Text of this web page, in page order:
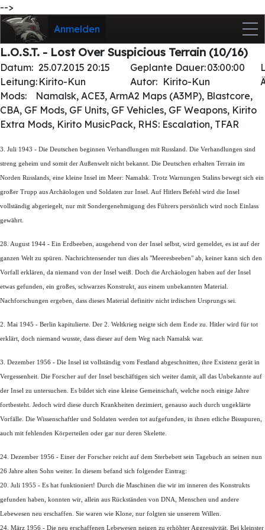
-->
Anmelden
L.O.S.T. - Lost Over Suspicious Terrain (10/16)
Datum: 25.07.2015 20:15 Geplante Dauer:03:00:00
Leitung: Kirito-Kun Autor: Kirito-Kun
Mods:
Namalsk, ACE3, ArmA2 Maps (A3MP), Blastcore,
CBA, GF Mods, GF Units, GF Vehicles, GF Weapons, Kirito
Extra Mods, Kirito MusicPack, RHS: Escalation, TFAR
3. Juli 1943 - Die Deutschen beginnen Verhandlungen mit Russland. Die Verhandlungen sind
streng geheim und somit der Außenwelt nicht bekannt. Die Deutschen erhalten Terrain im
Norden Russlands, eine kleine Insel im Meer: Namalsk. Trotz Warnungen Stalins bewegt sich ein
großer Trupp aus Archäologen und Soldaten zur Insel. Auf Hitlers Befehl wird die Insel
vollständig abgeriegelt, nur mit Sondergenehmigung des Führers persönlich wird noch Einlass
gewährt.
28. August 1944 - Ein Erdbeeben, ausgehend von der Insel selbst, wird gemeldet, es ist auf der
ganzen Welt zu spüren. Nachrichtensender tun dies als "Meeresbeeben" ab, keiner kann sich den
Vorfall erklären, da niemand von der Insel weiß. Doch die Archäologen haben auf der Insel
etwas gefunden, ein großes, schwarzes Konstrukt, aus einem unbekannten Material.
Nachforschungen ergeben, dass dieses Material definitiv nicht irdischen Ursprungs sei.
2. Mai 1945 - Berlin kapitulierte. Der 2. Weltkrieg neigte sich dem Ende zu. Hitler wird für tot
erklärt, doch niemand wusste, dass dieser auf dem Weg nach Namalsk war.
3. Dezember 1956 - Die Insel ist vollständig vom Festland abgeschnitten, ihre Existenz gerät in
Vergessenheit. Die Forscher auf der Insel beschäftigen sich weiter damit, all das Unbekannte auf
der Insel zu untersuchen. Es bildet sich eine kleine Gemeinschaft, welche noch einige Jahre
fortbesteht. Jedoch wird diese durch Krankheiten dezimiert, genauso auch durch ungeklärte
Vorfälle. Die Wissenschaftler und Soldaten werden tot aufgefunden, in ihnen etliche Bissspuren,
auch mit fehlenden Körperteilen oder gar nur deren Skelette.
24. Dezember 1956 - Einer der Forscher reicht auf dem Sterbebett sein Tagebuch an seinen nun
26 Jahre alten Sohn weiter. In diesem befand sich folgender Eintrag:
20. Juli 1955 - Es hat funktioniert! Durch die Maschinen die wir im inneren des Konstrukts
gefunden haben, konnten wir, allein aus Rückständen von DNA, Menschen und andere
Lebewesen neu erschaffen. Sie waren wie Klone, nur folgten sie unserem Willen.
24. März 1956 - Die neu erschaffenen Lebewesen neigen zu erhöhter Aggressivität. Bei kleinster